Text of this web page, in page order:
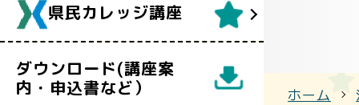
県民カレッジ講座
ダウンロード(講座案
内・申込書など）
ホーム